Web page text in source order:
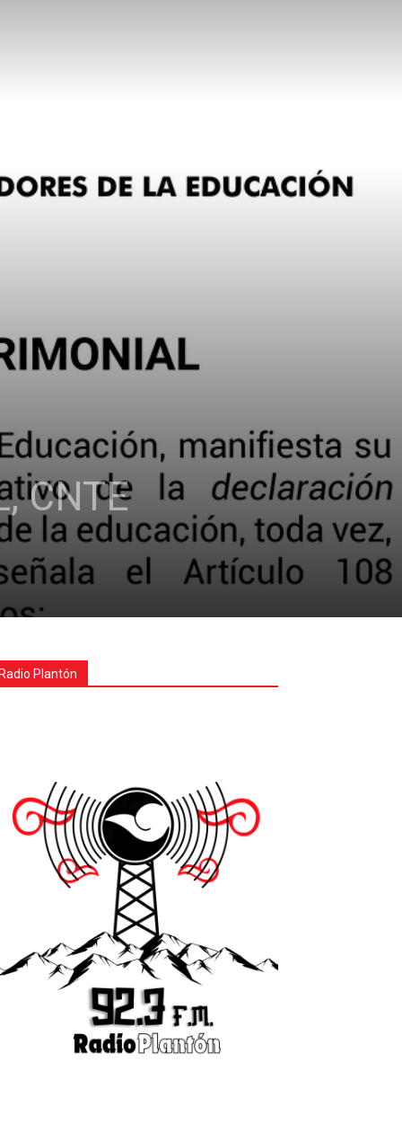
CNTE
Radio Plantón